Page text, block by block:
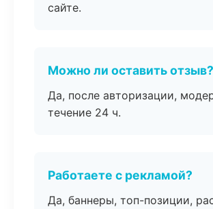
сайте.
Можно ли оставить отзыв?
Да, после авторизации,
течение 24 ч.
Работаете с рекламой?
Да, баннеры, топ-позиции,